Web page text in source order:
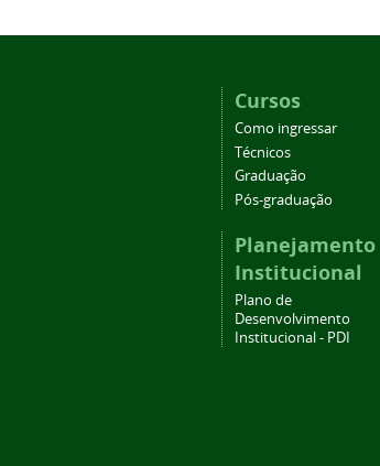
Cursos
Como ingressar
Técnicos
Graduação
Pós-graduação
Planejamento
Institucional
Plano de
Desenvolvimento
Institucional - PDI